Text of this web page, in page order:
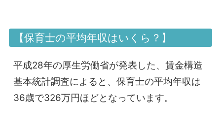
【保育士の平均年収はいくら？】
平成28年の厚生労働省が発表した、賃金構造
基本統計調査によると、保育士の平均年収は
36歳で326万円ほどとなっています。